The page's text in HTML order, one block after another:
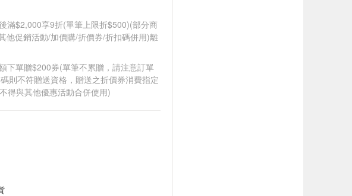
滿$2,000享9折(單筆上限折$500)(部分商
他促銷活動/加價購/折價券/折扣碼併用)離
下單贈$200券(單筆不累贈，請注意訂單
則不符贈送資格，贈送之折價券消費指定
得與其他優惠活動合併使用)